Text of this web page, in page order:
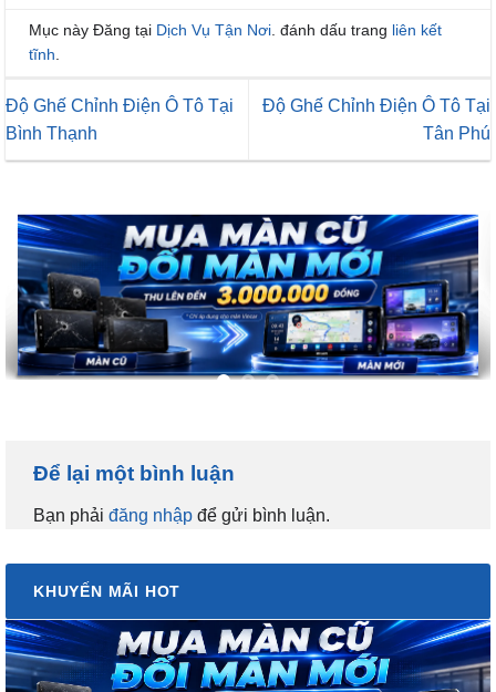
Mục này Đăng tại Dịch Vụ Tận Nơi . đánh dấu trang liên kết
tĩnh
Độ Ghế Chỉnh Điện Ô Tô Tại
Bình Thạnh
Độ Ghế Chỉnh Điện Ô Tô Tại
Tân Phú
Để lại một bình luận
Bạn phải đăng nhập để gửi bình luận.
KHUYẾN MÃI HOT